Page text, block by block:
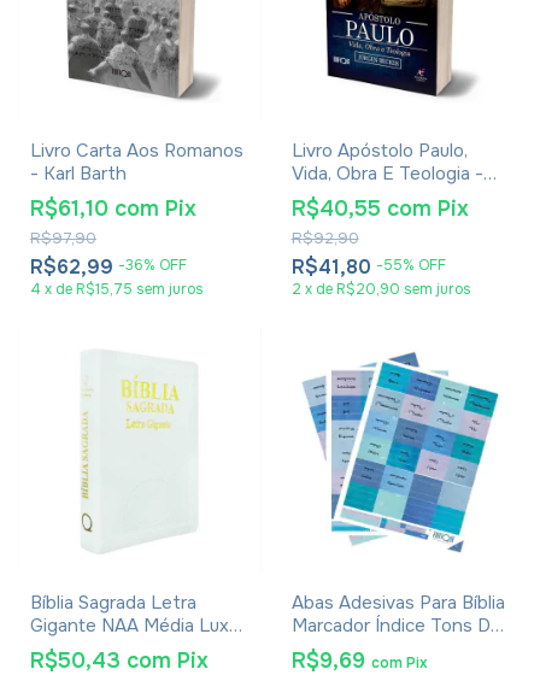
Livro Carta Aos Romanos
- Karl Barth
R$62,99 -36% OFF
R$97,90
R$61,10 com Pix
4 x de R$15,75 sem juros
Livro Apóstolo Paulo,
Vida, Obra E Teologia -
Jürgen Becker
R$41,80 -55% OFF
R$92,90
R$40,55 com Pix
2 x de R$20,90 sem juros
Bíblia Sagrada Letra
Gigante NAA Média Luxo
Com Índice
R$50,43 com Pix
Abas Adesivas Para Bíblia
Marcador Índice Tons De
Azul Pacote Com 3
R$9,69 com Pix